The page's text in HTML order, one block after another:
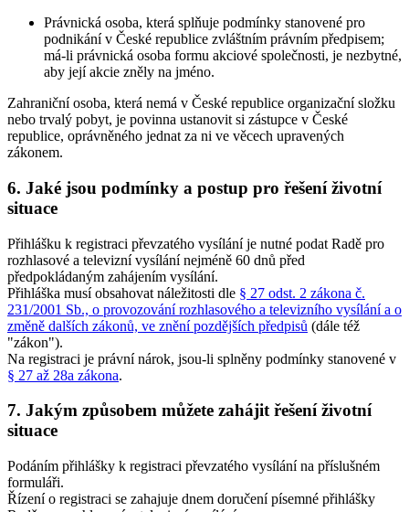
Právnická osoba, která splňuje podmínky stanovené pro
podnikání v České republice zvláštním právním předpisem;
má-li právnická osoba formu akciové společnosti, je nezbytné,
aby její akcie zněly na jméno.
Zahraniční osoba, která nemá v České republice organizační složku
nebo trvalý pobyt, je povinna ustanovit si zástupce v České
republice, oprávněného jednat za ni ve věcech upravených
zákonem.
6. Jaké jsou podmínky a postup pro řešení životní
situace
Přihlášku k registraci převzatého vysílání je nutné podat Radě pro
rozhlasové a televizní vysílání nejméně 60 dnů před
předpokládaným zahájením vysílání.
Přihláška musí obsahovat náležitosti dle § 27 odst. 2 zákona č.
231/2001 Sb., o provozování rozhlasového a televizního vysílání a o
změně dalších zákonů, ve znění pozdějších předpisů (dále též
"zákon").
Na registraci je právní nárok, jsou-li splněny podmínky stanovené v
§ 27 až 28a zákona.
7. Jakým způsobem můžete zahájit řešení životní
situace
Podáním přihlášky k registraci převzatého vysílání na příslušném
formuláři.
Řízení o registraci se zahajuje dnem doručení písemné přihlášky